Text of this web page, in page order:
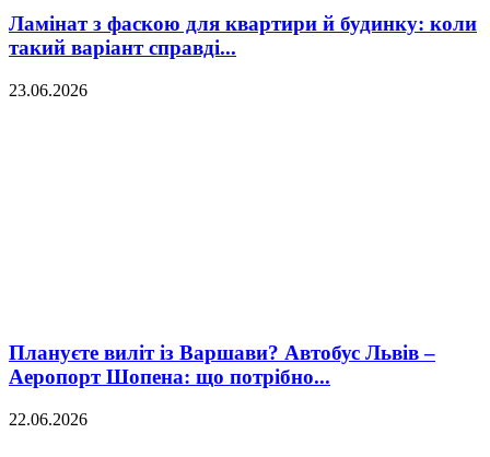
Ламінат з фаскою для квартири й будинку: коли
такий варіант справді...
23.06.2026
Плануєте виліт із Варшави? Автобус Львів –
Аеропорт Шопена: що потрібно...
22.06.2026